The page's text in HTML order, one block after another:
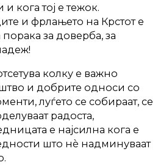
кога тој е тежок.
и фрлањето на Крстот е
за доверба, за
колку е важно
и добрите односи со
луѓето се собираат, се
радоста,
е најсилна кога е
што нè надминуваат